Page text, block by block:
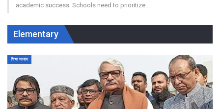
academic success. Schools need to prioritize…
Elementary
শিক্ষা সংবাদ